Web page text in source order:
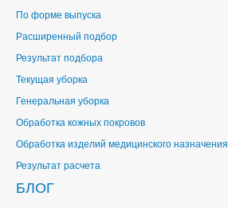
По форме выпуска
Расширенный подбор
Результат подбора
Текущая уборка
Генеральная уборка
Обработка кожных покровов
Обработка изделий медицинского назначения
Результат расчета
БЛОГ